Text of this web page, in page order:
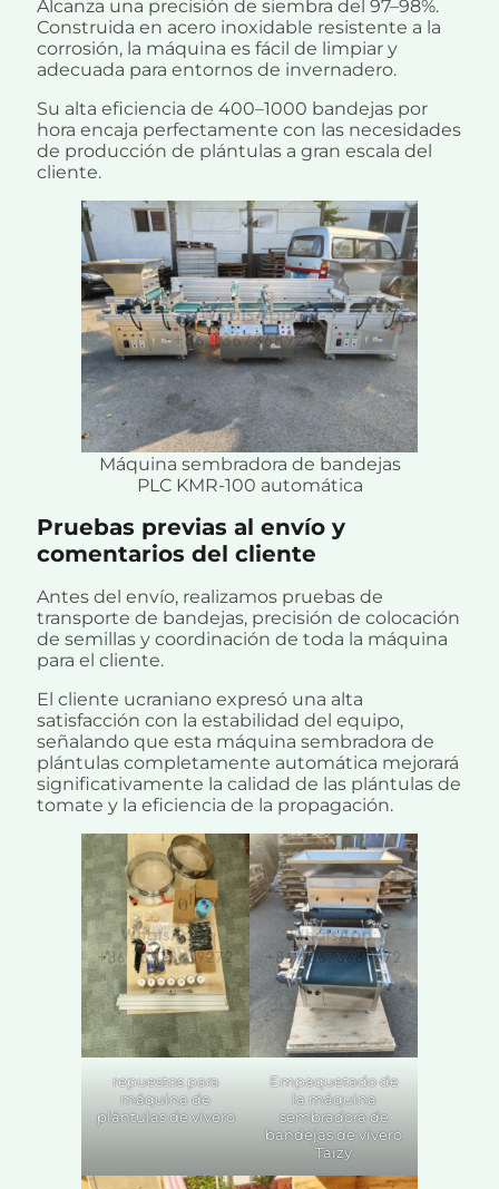
Alcanza una precisión de siembra del 97–98%.
Construida en acero inoxidable resistente a la
corrosión, la máquina es fácil de limpiar y
adecuada para entornos de invernadero.
Su alta eficiencia de 400–1000 bandejas por
hora encaja perfectamente con las necesidades
de producción de plántulas a gran escala del
cliente.
Máquina sembradora de bandejas
PLC KMR-100 automática
Pruebas previas al envío y
comentarios del cliente
Antes del envío, realizamos pruebas de
transporte de bandejas, precisión de colocación
de semillas y coordinación de toda la máquina
para el cliente.
El cliente ucraniano expresó una alta
satisfacción con la estabilidad del equipo,
señalando que esta máquina sembradora de
plántulas completamente automática mejorará
significativamente la calidad de las plántulas de
tomate y la eficiencia de la propagación.
repuestos para
máquina de
plántulas de vivero
Empaquetado de
la máquina
sembradora de
bandejas de vivero
Taizy